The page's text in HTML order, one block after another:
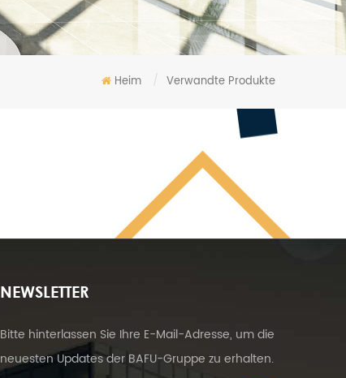
Heim / Verwandte Produkte
NEWSLETTER
Bitte hinterlassen Sie Ihre E-Mail-Adresse, um die
neuesten Updates der BAFU-Gruppe zu erhalten.